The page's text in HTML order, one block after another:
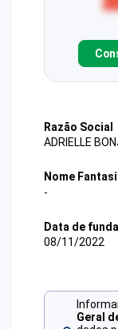
Razão Social
ADRIELLE
Nome
-
Data de
08/11/2022
Geral